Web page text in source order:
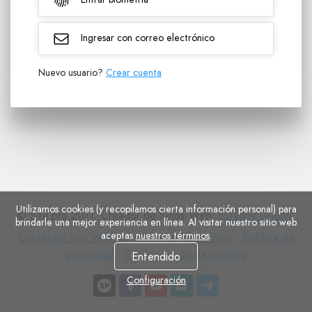
Ingresar con correo electrónico
Nuevo usuario? Crear cuenta
© Site.pro 2011. Creador de Sitios Web.Estados Unidos.
Contactar con Ventas
Términos
de
servicio
Términos de servicio
Configuración
de
cookies
Configuración de cookies
Utilizamos cookies (y recopilamos cierta información personal) para
brindarle una mejor experiencia en línea. Al visitar nuestro sitio web
aceptas nuestros términos.
Entendido
Configuración